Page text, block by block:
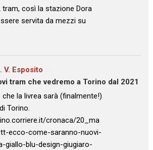
tram, così la stazione Dora
servita da mezzi su
V. Esposito
tram che vedremo a Torino dal 2021
che la livrea sarà (finalmente!)
Torino.
cronaca/20_ma
ecco-come-saranno-nuovi-
giallo-blu-design-giugiaro-